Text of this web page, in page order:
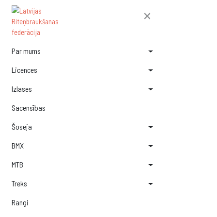
×
Par mums
Licences
Izlases
Sacensības
Šoseja
BMX
MTB
Treks
Rangi